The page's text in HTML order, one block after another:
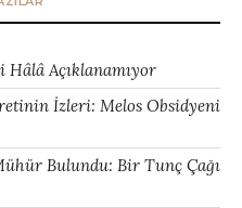
Hâlâ Açıklanamıyor
İzleri: Melos Obsidyeni
Bulundu: Bir Tunç Çağı